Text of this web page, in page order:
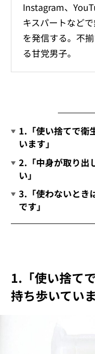
Instagram、
キスパートなど
を発信する。不
る甘党男子。
1.「使い捨てで衛
います」
2.「中身が取り出
い」
3.「使わないとき
です」
1.「使い捨て
持ち歩いていま